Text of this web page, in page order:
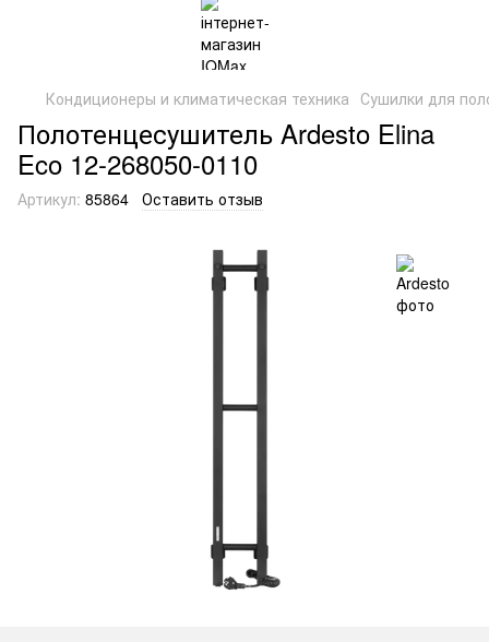
Кондиционеры и климатическая техника Сушилки для
Полотенцесушитель Ardesto Elina
Eco 12-268050-0110
Артикул: 85864 Оставить отзыв